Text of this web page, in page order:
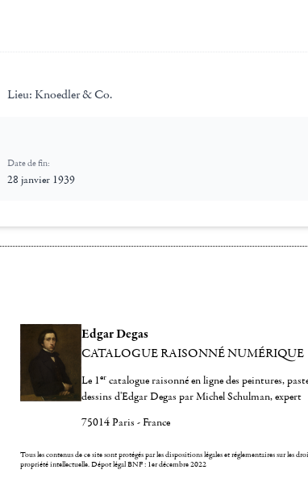
Lieu: Knoedler & Co.
Date de fin:
28 janvier 1939
Edgar Degas
CATALOGUE RAISONNÉ NUMÉRIQUE
Le 1er catalogue raisonné en ligne des peintures,
dessins d'Edgar Degas par Michel Schulman, expert
75014 Paris - France
Tous les contenus de ce site sont protégés par les dispositions légales et réglementaires sur les
propriété intellectuelle.Dépot légal BNF : 1er décembre 2022